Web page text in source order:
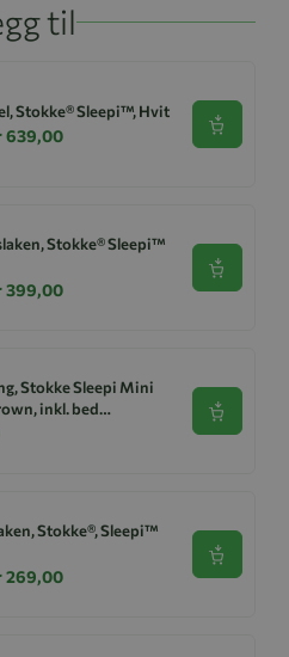
til
Stokke® Sleepi™, Hvit
639,00 Se
Stokke® Sleepi™
399,00
Se
Stokke Sleepi Mini
inkl. bed
madrass
Se
Stokke®, Sleepi™
269,00
Se